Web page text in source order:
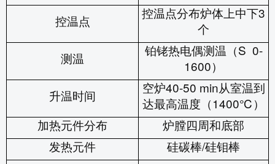
控温点
控温点分布炉体上中下3
个
测温
铂铑热电偶测温（S 0-
1600）
升温时间
空炉40-50 min从室温到
达最高温度（1400℃）
加热元件分布
炉膛四周和底部
发热元件
硅碳棒/硅钼棒